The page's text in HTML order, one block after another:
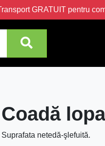
GRATUIT pentru
Coadă
Suprafata netedă-şlefuită.